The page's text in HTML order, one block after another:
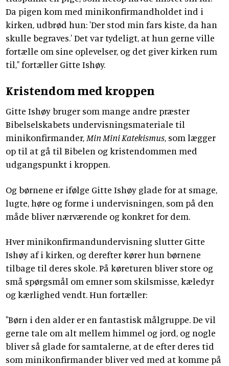
Da pigen kom med minikonfirmandholdet ind i
kirken, udbrød hun: 'Der stod min fars kiste, da han
skulle begraves.' Det var tydeligt, at hun gerne ville
fortælle om sine oplevelser, og det giver kirken rum
til," fortæller Gitte Ishøy.
Kristendom med kroppen
Gitte Ishøy bruger som mange andre præster
Bibelselskabets undervisningsmateriale til
minikonfirmander, Min Mini Katekismus, som lægger
op til at gå til Bibelen og kristendommen med
udgangspunkt i kroppen.
Og børnene er ifølge Gitte Ishøy glade for at smage,
lugte, høre og forme i undervisningen, som på den
måde bliver nærværende og konkret for dem.
Hver minikonfirmandundervisning slutter Gitte
Ishøy af i kirken, og derefter kører hun børnene
tilbage til deres skole. På køreturen bliver store og
små spørgsmål om emner som skilsmisse, kæledyr
og kærlighed vendt. Hun fortæller:
"Børn i den alder er en fantastisk målgruppe. De vil
gerne tale om alt mellem himmel og jord, og nogle
bliver så glade for samtalerne, at de efter deres tid
som minikonfirmander bliver ved med at komme på